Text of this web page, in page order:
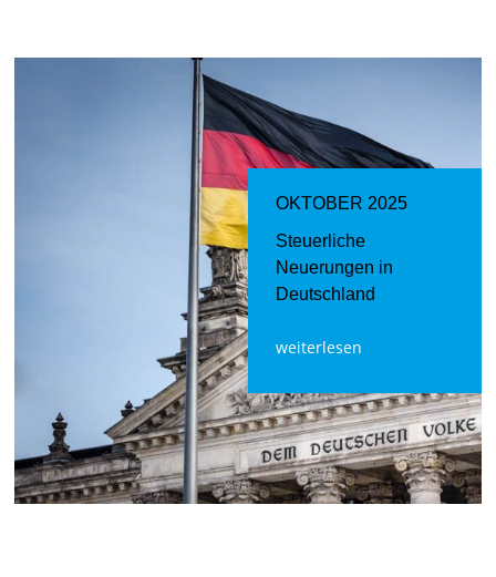
OKTOBER 2025
Steuerliche
Neuerungen in
Deutschland
weiterlesen